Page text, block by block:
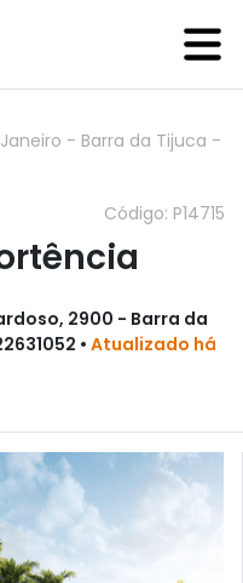
- Barra da Tijuca -
Código: P14715
2900 - Barra da
• Atualizado há